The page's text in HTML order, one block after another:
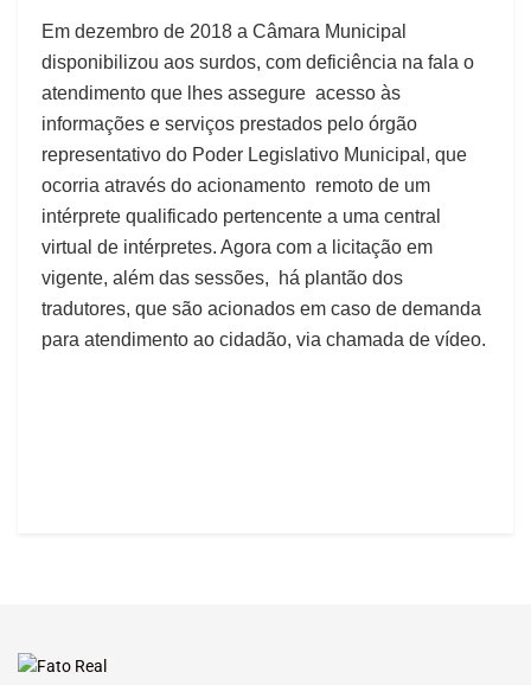
Em dezembro de 2018 a Câmara Municipal
disponibilizou aos surdos, com deficiência na fala o
atendimento que lhes assegure acesso às
informações e serviços prestados pelo órgão
representativo do Poder Legislativo Municipal, que
ocorria através do acionamento remoto de um
intérprete qualificado pertencente a uma central
virtual de intérpretes. Agora com a licitação em
vigente, além das sessões, há plantão dos
tradutores, que são acionados em caso de demanda
para atendimento ao cidadão, via chamada de vídeo.